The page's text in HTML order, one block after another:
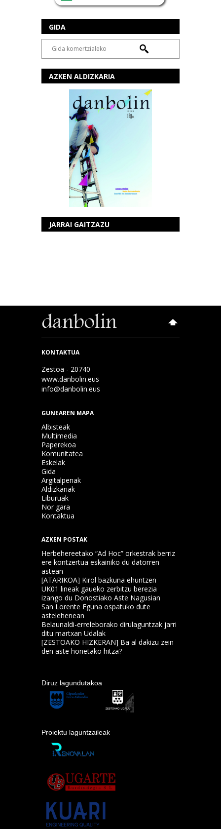
GIDA
AZKEN ALDIZKARIA
JARRAI GAITZAZU
KONTAKTUA
Zestoa - 20740
www.danbolin.eus
info@danbolin.eus
GUNEAREN MAPA
Albisteak
Multimedia
Paperekoa
Komunitatea
Eskelak
Gida
Argitalpenak
Aldizkariak
Liburuak
Nor gara
Kontaktua
AZKEN POSTAK
Herbehereetako “Ad Hoc” orkestrak berriz
ere kontzertua eskainiko du datorren
astean
[ATARIKOA] Kirol bazkuna ehuntzen
UK01 lineak gaueko zerbitzu berezia
izango du Donostiako Aste Nagusian
San Lorente Eguna ospatuko dute
astelehenean
Belaunaldi-erreleborako dirulaguntzak jarri
ditu martxan Udalak
[ZESTOAKO HIZKERAN] Ba al dakizu zein
den aste honetako hitza?
Diruz lagundutakoa
Proiektu laguntzaileak